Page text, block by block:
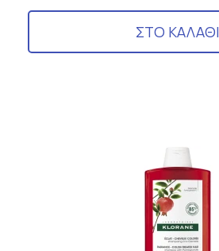
ΣΤΟ ΚΑΛΑΘΙ